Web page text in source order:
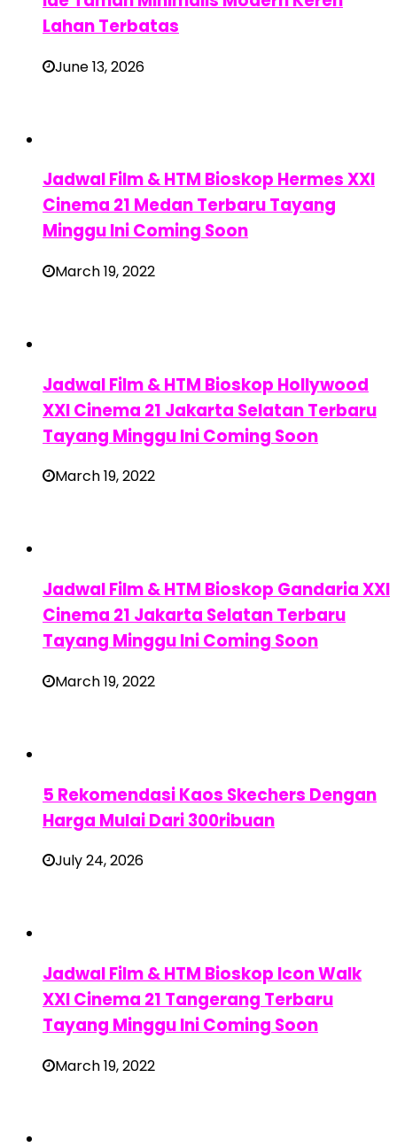
Lahan Terbatas
June 13, 2026
Jadwal Film & HTM Bioskop Hermes XXI
Cinema 21 Medan Terbaru Tayang
Minggu Ini Coming Soon
March 19, 2022
Jadwal Film & HTM Bioskop Hollywood
XXI Cinema 21 Jakarta Selatan Terbaru
Tayang Minggu Ini Coming Soon
March 19, 2022
Jadwal Film & HTM Bioskop Gandaria XXI
Cinema 21 Jakarta Selatan Terbaru
Tayang Minggu Ini Coming Soon
March 19, 2022
5 Rekomendasi Kaos Skechers Dengan
Harga Mulai Dari 300ribuan
July 24, 2026
Jadwal Film & HTM Bioskop Icon Walk
XXI Cinema 21 Tangerang Terbaru
Tayang Minggu Ini Coming Soon
March 19, 2022